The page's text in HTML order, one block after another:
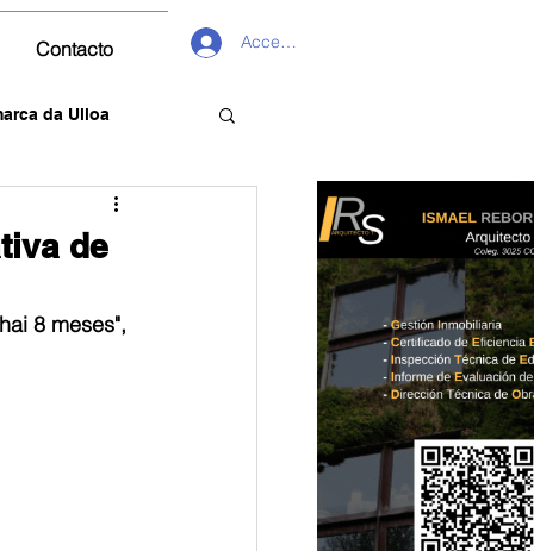
Contacto Acceder
da Ulloa
de
8 meses",